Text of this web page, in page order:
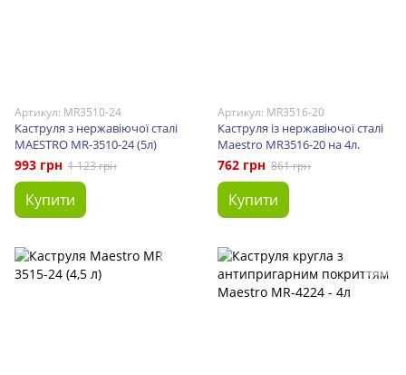
Артикул: MR3510-24
Каструля з нержавіючої сталі
MAESTRO MR-3510-24 (5л)
993 грн 1 123 грн
Купити
Артикул: MR3516-20
Каструля із нержавіючої сталі
Maestro MR3516-20 на 4л.
762 грн 861 грн
Купити